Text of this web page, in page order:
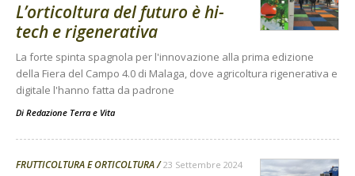
L’orticoltura del futuro è hi-
tech e rigenerativa
La forte spinta spagnola per l'innovazione alla prima edizione
della Fiera del Campo 4.0 di Malaga, dove agricoltura rigenerativa e
digitale l'hanno fatta da padrone
Di Redazione Terra e Vita
FRUTTICOLTURA E ORTICOLTURA 23 Settembre 2024